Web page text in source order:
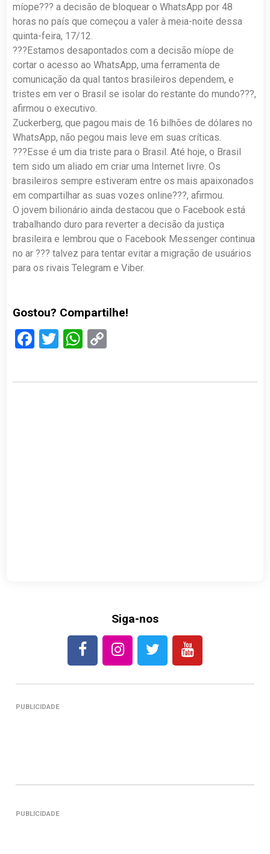
míope??? a decisão de bloquear o WhatsApp por 48
horas no país que começou a valer à meia-noite dessa
quinta-feira, 17/12.
???Estamos desapontados com a decisão míope de
cortar o acesso ao WhatsApp, uma ferramenta de
comunicação da qual tantos brasileiros dependem, e
tristes em ver o Brasil se isolar do restante do mundo???,
afirmou o executivo.
Zuckerberg, que pagou mais de 16 bilhões de dólares no
WhatsApp, não pegou mais leve em suas críticas.
???Esse é um dia triste para o Brasil. Até hoje, o Brasil
tem sido um aliado em criar uma Internet livre. Os
brasileiros sempre estiveram entre os mais apaixonados
em compartilhar as suas vozes online???, afirmou.
O jovem bilionário ainda destacou que o Facebook está
trabalhando duro para reverter a decisão da justiça
brasileira e lembrou que o Facebook Messenger continua
no ar ??? talvez para tentar evitar a migração de usuários
para os rivais Telegram e Viber.
Gostou? Compartilhe!
Facebook
TwitterWhatsApp
Siga-nos
PUBLICIDADE
PUBLICIDADE